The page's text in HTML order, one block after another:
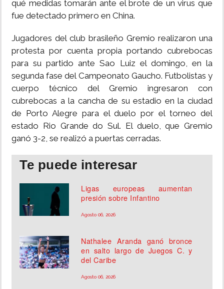
qué medidas tomarán ante el brote de un virus que
fue detectado primero en China.
Jugadores del club brasileño Gremio realizaron una
protesta por cuenta propia portando cubrebocas
para su partido ante Sao Luiz el domingo, en la
segunda fase del Campeonato Gaucho. Futbolistas y
cuerpo técnico del Gremio ingresaron con
cubrebocas a la cancha de su estadio en la ciudad
de Porto Alegre para el duelo por el torneo del
estado Rio Grande do Sul. El duelo, que Gremio
ganó 3-2, se realizó a puertas cerradas.
Te puede interesar
Ligas europeas aumentan
presión sobre Infantino
Agosto 06, 2026
Nathalee Aranda ganó bronce
en salto largo de Juegos C. y
del Caribe
Agosto 06, 2026